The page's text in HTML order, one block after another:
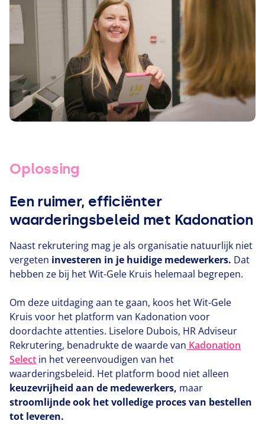
Oplossing
Een ruimer, efficiënter
waarderingsbeleid met Kadonation
Naast rekrutering mag je als organisatie natuurlijk niet
vergeten investeren in je huidige medewerkers. Dat
hebben ze bij het Wit-Gele Kruis helemaal begrepen.
Om deze uitdaging aan te gaan, koos het Wit-Gele
Kruis voor het platform van Kadonation voor
doordachte attenties. Liselore Dubois, HRAdviseur
Rekrutering, benadrukte de waarde van Kadonation
Select in het vereenvoudigen van het
waarderingsbeleid. Het platform bood niet alleen
keuzevrijheid aan de medewerkers, maar
stroomlijnde ook het volledige proces van bestellen
tot leveren.